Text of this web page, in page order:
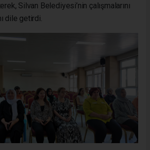
Silvan Belediyesi’nin çalışmalarını
dile getirdi.